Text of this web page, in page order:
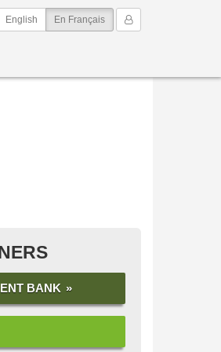
Mon Compte
English En Français(current)
BANK